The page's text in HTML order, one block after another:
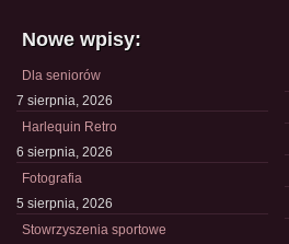
Nowe wpisy:
Dla seniorów
7 sierpnia, 2026
Harlequin Retro
6 sierpnia, 2026
Fotografia
5 sierpnia, 2026
Stowrzyszenia sportowe